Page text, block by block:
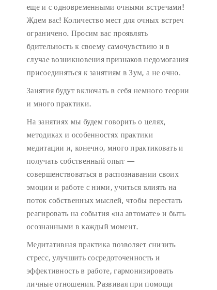
еще и с одновременными очными встречами!
Ждем вас! Количество мест для очных встреч
ограничено. Просим вас проявлять
бдительность к своему самочувствию и в
случае возникновения признаков недомогания
присоединяться к занятиям в Зум, а не очно.
Занятия будут включать в себя немного теории
и много практики.
На занятиях мы будем говорить о целях,
методиках и особенностях практики
медитации и, конечно, много практиковать и
получать собственный опыт —
совершенствоваться в распознавании своих
эмоции и работе с ними, учиться влиять на
поток собственных мыслей, чтобы перестать
реагировать на события «на автомате» и быть
осознанными в каждый момент.
Медитативная практика позволяет снизить
стресс, улучшить сосредоточенность и
эффективность в работе, гармонизировать
личные отношения. Развивая при помощи